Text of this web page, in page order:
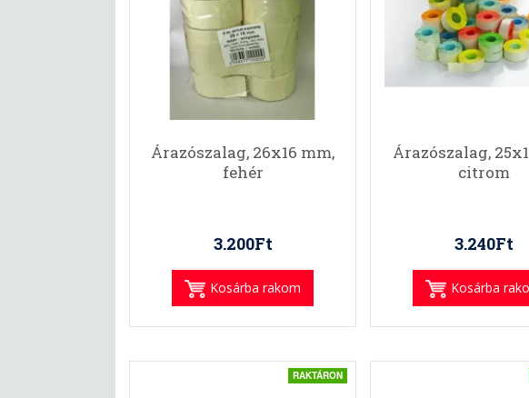
Árazószalag, 26x16 mm,
fehér
3.200Ft
Kosárba rakom
Árazószalag,
citrom
3.240Ft
Kosárba
RAKTÁRON